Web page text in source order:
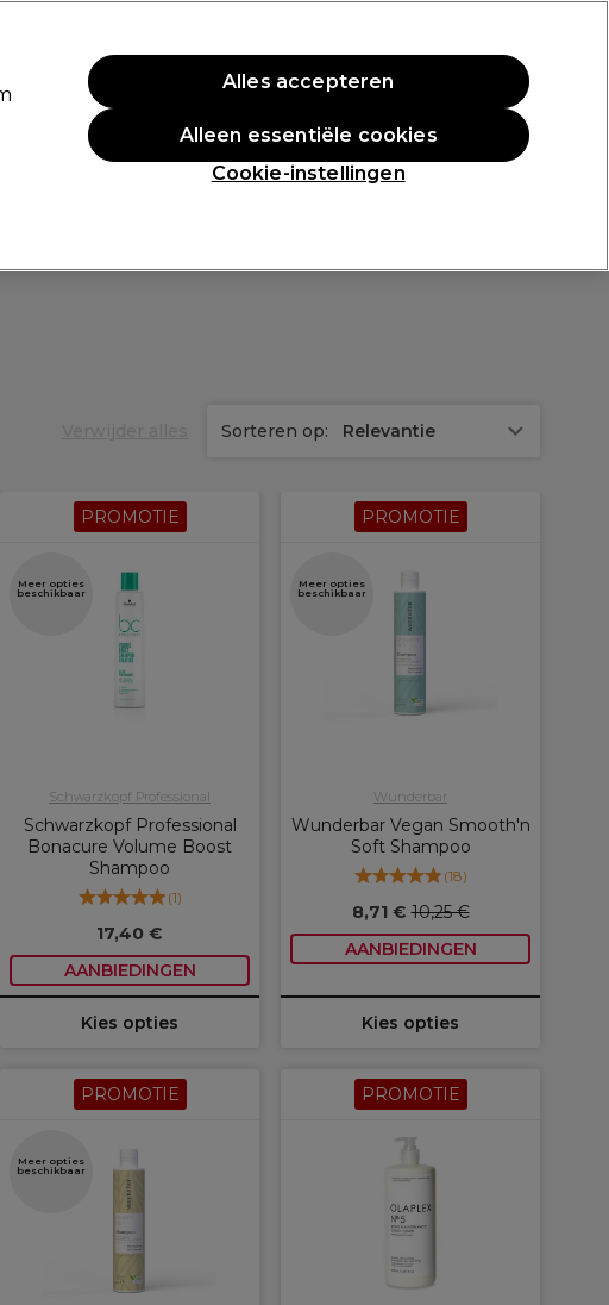
Aanmelden
Professionele Awards
Sorteren op: Relevantie
PROMOTIE
Meer opties
beschikbaar
Schwarzkopf Professional
Schwarzkopf Professional
Bonacure Volume Boost
Shampoo
(1)
17,40 €
AANBIEDINGEN
Kies opties
PROMOTIE
Meer opties
beschikbaar
Wunderbar
Wunderbar Vegan Smooth'n
Soft Shampoo
(18)
8,71 €10,25 €
AANBIEDINGEN
Kies opties
PROMOTIE
Meer opties
beschikbaar
PROMOTIE
Cookie-instellingen
Alleen essentiële cookies
Alles accepteren